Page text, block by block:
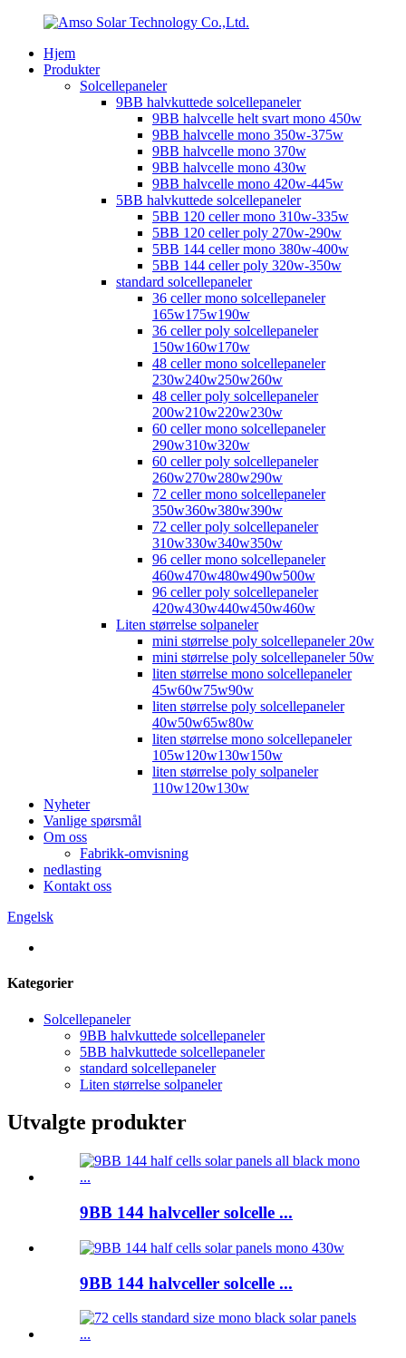
Hjem
Produkter
Solcellepaneler
9BB halvkuttede solcellepaneler
9BB halvcelle helt svart mono 450w
9BB halvcelle mono 350w-375w
9BB halvcelle mono 370w
9BB halvcelle mono 430w
9BB halvcelle mono 420w-445w
5BB halvkuttede solcellepaneler
5BB 120 celler mono 310w-335w
5BB 120 celler poly 270w-290w
5BB 144 celler mono 380w-400w
5BB 144 celler poly 320w-350w
standard solcellepaneler
36 celler mono solcellepaneler
165w175w190w
36 celler poly solcellepaneler
150w160w170w
48 celler mono solcellepaneler
230w240w250w260w
48 celler poly solcellepaneler
200w210w220w230w
60 celler mono solcellepaneler
290w310w320w
60 celler poly solcellepaneler
260w270w280w290w
72 celler mono solcellepaneler
350w360w380w390w
72 celler poly solcellepaneler
310w330w340w350w
96 celler mono solcellepaneler
460w470w480w490w500w
96 celler poly solcellepaneler
420w430w440w450w460w
Liten størrelse solpaneler
mini størrelse poly solcellepaneler 20w
mini størrelse poly solcellepaneler 50w
liten størrelse mono solcellepaneler
45w60w75w90w
liten størrelse poly solcellepaneler
40w50w65w80w
liten størrelse mono solcellepaneler
105w120w130w150w
liten størrelse poly solpaneler
110w120w130w
Nyheter
Vanlige spørsmål
Om oss
Fabrikk-omvisning
nedlasting
Kontakt oss
Engelsk
Kategorier
Solcellepaneler
9BB halvkuttede solcellepaneler
5BB halvkuttede solcellepaneler
standard solcellepaneler
Liten størrelse solpaneler
Utvalgte produkter
9BB 144 halvceller solcelle ...
9BB 144 halvceller solcelle ...